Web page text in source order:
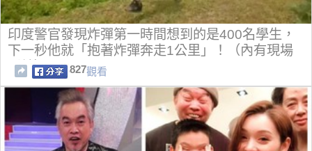
印度警官發現炸彈第一時間想到的是400名學生，
下一秒他就「抱著炸彈奔走1公里」！（內有現場
影片）
827觀看